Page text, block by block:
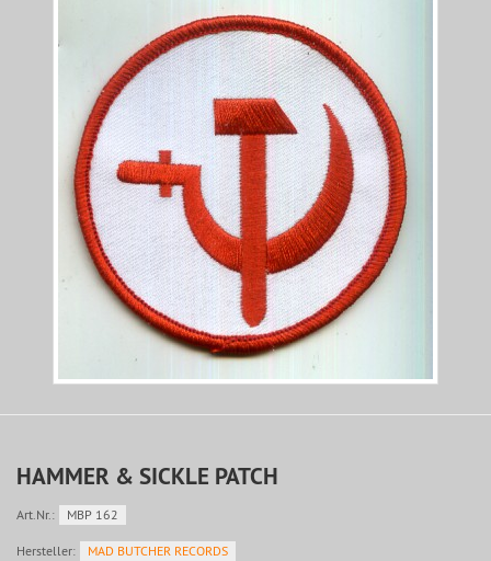
HAMMER & SICKLE PATCH
Art.Nr.: MBP 162
Hersteller: MAD BUTCHER RECORDS